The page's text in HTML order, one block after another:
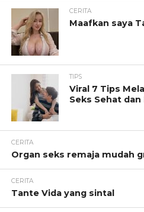
CERITA
Maafkan saya
TIPS
Viral 7 Tips
Seks Sehat
CERITA
Organ seks remaja mudah
CERITA
Tante Vida yang sintal